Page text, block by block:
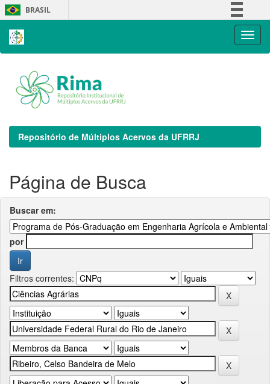
Skip
navigation
BRASIL
Repositório de Múltiplos Acervos da UFRRJ
Página de Busca
Buscar em:
por
Filtros correntes: